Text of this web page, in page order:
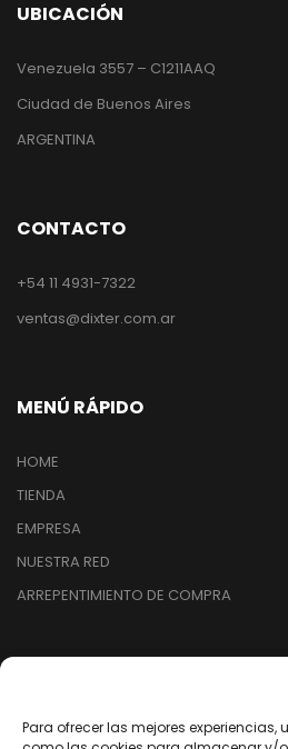
Para ofrecer las mejores
UBICACIÓN
Venezuela 3557 – C1211AAQ
Ciudad de Buenos Aires
ARGENTINA
CONTACTO
+54 11 4931-7322
ventas@dixter.com.ar
MENÚ RÁPIDO
HOME
TIENDA
EMPRESA
NUESTRA RED
ARREPENTIMIENTO DE COMPRA
/dixter.arg